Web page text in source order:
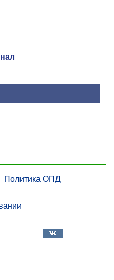
Политика ОПД